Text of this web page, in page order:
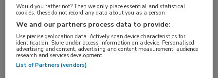
Vier experts waagden zich dit jaar voor de
tweede keer aan een Neurologisch Jaaroverzicht.
Welke ontwikkelingen classificeerden zij als
baanbrekend voor 2020? Prof. dr. Gisela
Terwindt (LUMC) besprak in haar Top 3 van 2020
Would you rather not? Then we only place essential and statistical
cookies, these do not record any data about you as a person
We and our partners process data to provide:
Use precise geolocation data. Actively scan device characteristics for
identification. Store and/or access information on a device. Personalised
advertising and content, advertising and content measurement, audience
research and services development.
List of Partners (vendors)